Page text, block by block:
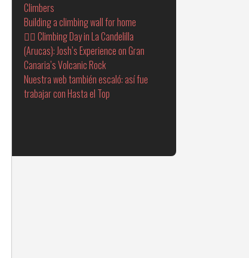
Climbers
Building a climbing wall for home
🧗‍♂️ Climbing Day in La Candelilla
(Arucas): Josh’s Experience on Gran
Canaria’s Volcanic Rock
Nuestra web también escaló: así fue
trabajar con Hasta el Top